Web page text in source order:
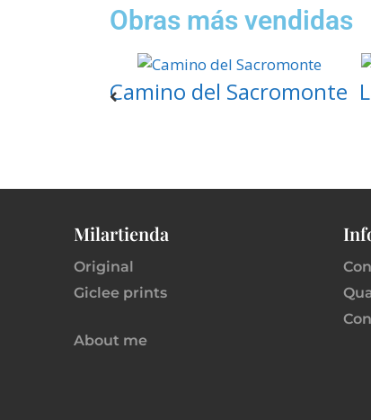
Obras más vendidas
Camino del Sacromonte
Milartienda
Original
Giclee prints
About me